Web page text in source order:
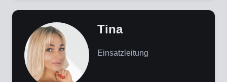
Tina
Einsatzleitung